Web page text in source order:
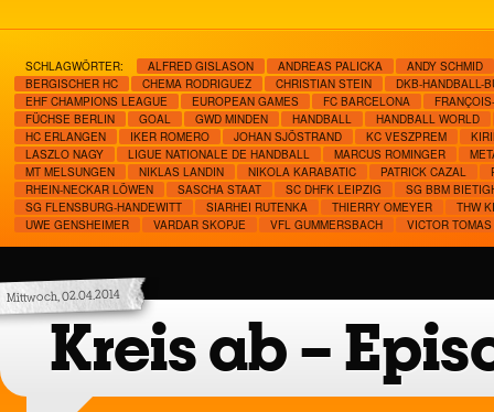
SCHLAGWÖRTER: ALFRED GISLASON ANDREAS PALICKA
ANDY SCHMID
BERGISCHER HC
CHEMA RODRIGUEZ CHRISTIAN STEIN
DKB-HANDBALL-
EHF CHAMPIONS LEAGUE
EUROPEAN GAMES FC BARCELONA
FÜCHSE BERLIN
GOAL GWD MINDEN HANDBALL
HANDBALL WORLD
HC ERLANGEN
IKER ROMERO JOHAN SJÖSTRAND KC VESZPREM
LASZLO NAGY
LIGUE NATIONALE DE HANDBALL MARCUS ROMINGER
MT MELSUNGEN
NIKLAS LANDIN NIKOLA KARABATIC PATRICK CAZAL
RHEIN-NECKAR LÖWEN
SASCHA STAAT SC DHFK LEIPZIG
SG BBM
SG FLENSBURG-HANDEWITT
SIARHEI RUTENKA THIERRY OMEYER
THW
UWE GENSHEIMER
VARDAR SKOPJE VFL GUMMERSBACH VICTOR TOMAS
Mittwoch, 02.04.2014
Kreis ab –